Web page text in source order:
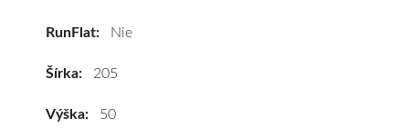
RunFlat: Nie
Šírka: 205
Výška: 50